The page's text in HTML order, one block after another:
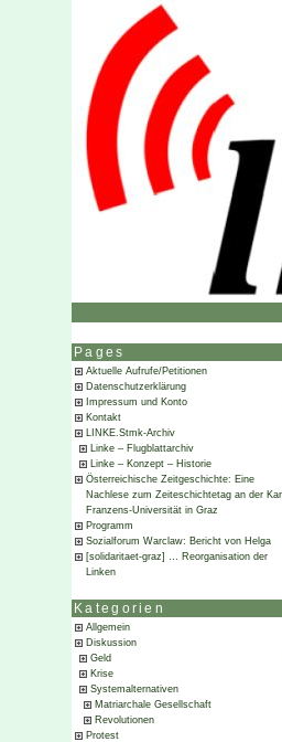
Pages
Aktuelle Aufrufe/Petitionen
Datenschutzerklärung
Impressum und Konto
Kontakt
LINKE.Stmk-Archiv
Linke – Flugblattarchiv
Linke – Konzept – Historie
Österreichische Zeitgeschichte: Eine
Nachlese zum Zeiteschichtetag an der
Franzens-Universität in Graz
Programm
Sozialforum Warclaw: Bericht von Helga
[solidaritaet-graz] … Reorganisation der
Linken
Kategorien
Allgemein
Diskussion
Geld
Krise
Systemalternativen
Matriarchale Gesellschaft
Revolutionen
Protest